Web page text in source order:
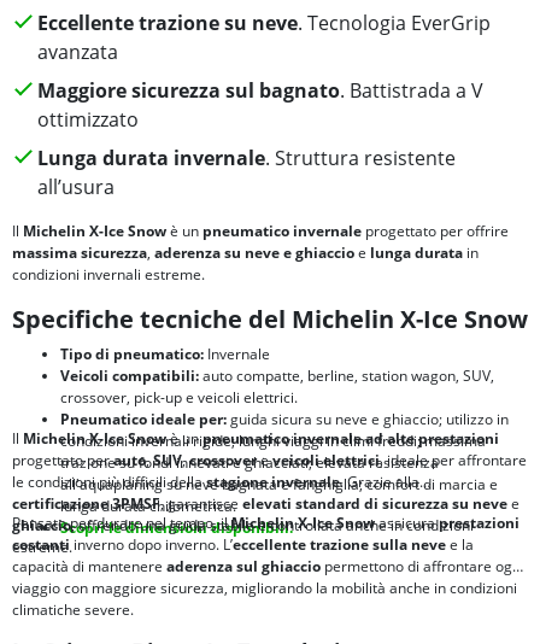
Eccellente trazione su neve. Tecnologia EverGrip
avanzata
Maggiore sicurezza sul bagnato. Battistrada a V
ottimizzato
Lunga durata invernale. Struttura resistente
all’usura
Il Michelin X-Ice Snowè un pneumatico invernale progettato per offrire
massima sicurezza, aderenza su neve e ghiaccioe lunga durata in
condizioni invernali estreme.
Specifiche tecniche del Michelin X-Ice Snow
Tipo di pneumatico: Invernale
Veicoli compatibili:auto compatte, berline, station wagon, SUV,
crossover, pick-up e veicoli elettrici.
Pneumatico ideale per:guida sicura su neve e ghiaccio; utilizzo in
condizioni invernali rigide; lunghi viaggi in climi freddi; massima
trazione su fondi innevati e ghiacciati; elevata resistenza
all'aquaplaning su neve bagnata e fanghiglia; comfort di marcia e
lunga durata chilometrica.
Scopri le dimensioni disponibili.
Il Michelin X-Ice Snowè unpneumatico invernalead alte prestazioni
progettato perauto,SUV,crossovereveicoli elettrici, ideale per affrontare
le condizioni più difficili dellastagione invernale. Grazie alla
certificazione3PMSF, garantisce elevati standard di sicurezza su nevee
ghiaccio, offrendo una guida stabile e controllata anche in condizioni
estreme.
Pensato per durare nel tempo, ilMichelin X-Ice Snowassicuraprestazioni
costanti inverno dopo inverno. L’eccellentetrazione sulla nevee la
capacità di mantenere aderenza sul ghiaccio permettono di affrontare ogni
viaggio con maggiore sicurezza, migliorando la mobilità anche in condizioni
climatiche severe.